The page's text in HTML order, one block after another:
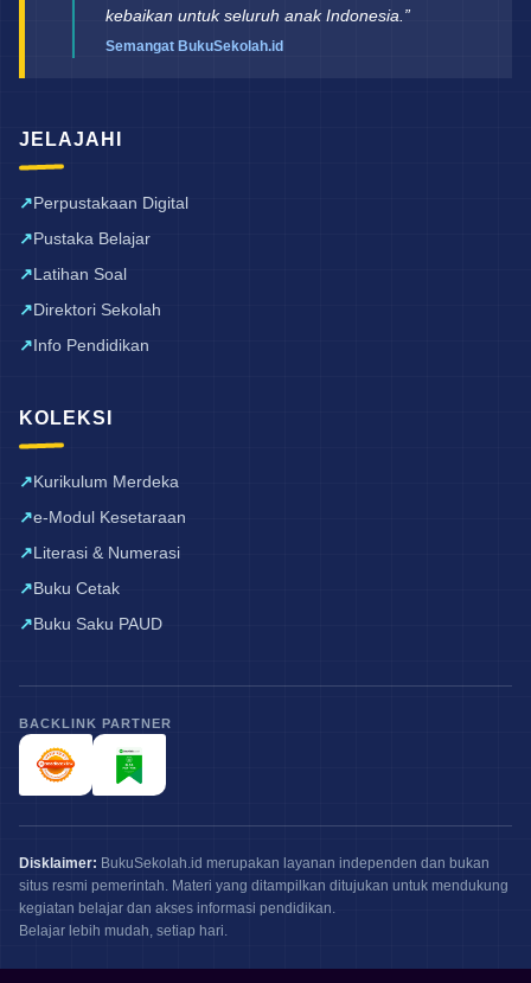
kebaikan untuk seluruh anak Indonesia.”
Semangat BukuSekolah.id
JELAJAHI
Perpustakaan Digital
Pustaka Belajar
Latihan Soal
Direktori Sekolah
Info Pendidikan
KOLEKSI
Kurikulum Merdeka
e-Modul Kesetaraan
Literasi & Numerasi
Buku Cetak
Buku Saku PAUD
BACKLINK PARTNER
Disklaimer: BukuSekolah.id merupakan layanan independen dan bukan
situs resmi pemerintah. Materi yang ditampilkan ditujukan untuk mendukung
kegiatan belajar dan akses informasi pendidikan.
Belajar lebih mudah, setiap hari.